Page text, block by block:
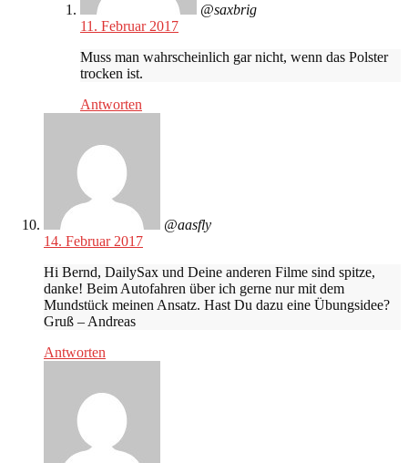
@saxbrig
11. Februar 2017
Muss man wahrscheinlich gar nicht, wenn das Polster
trocken ist.
Antworten
@aasfly
14. Februar 2017
Hi Bernd, DailySax und Deine anderen Filme sind spitze,
danke! Beim Autofahren über ich gerne nur mit dem
Mundstück meinen Ansatz. Hast Du dazu eine Übungsidee?
Gruß – Andreas
Antworten